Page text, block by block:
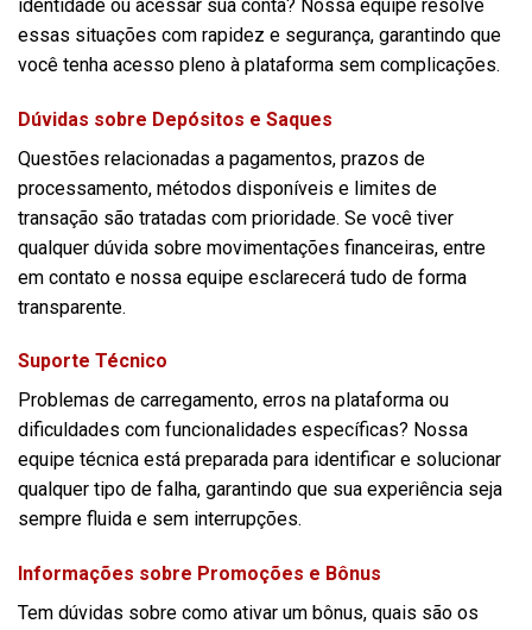
identidade ou acessar sua conta? Nossa equipe resolve
essas situações com rapidez e segurança, garantindo que
você tenha acesso pleno à plataforma sem complicações.
Dúvidas sobre Depósitos e Saques
Questões relacionadas a pagamentos, prazos de
processamento, métodos disponíveis e limites de
transação são tratadas com prioridade. Se você tiver
qualquer dúvida sobre movimentações financeiras, entre
em contato e nossa equipe esclarecerá tudo de forma
transparente.
Suporte Técnico
Problemas de carregamento, erros na plataforma ou
dificuldades com funcionalidades específicas? Nossa
equipe técnica está preparada para identificar e solucionar
qualquer tipo de falha, garantindo que sua experiência seja
sempre fluida e sem interrupções.
Informações sobre Promoções e Bônus
Tem dúvidas sobre como ativar um bônus, quais são os